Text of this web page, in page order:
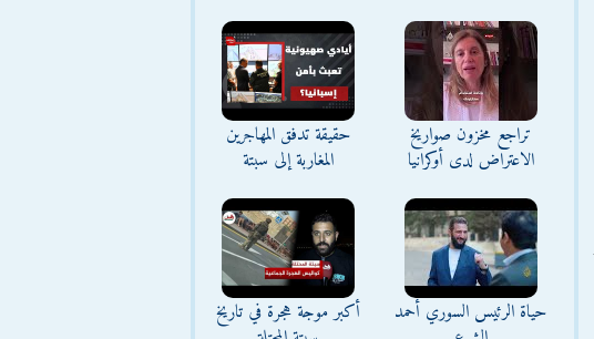
تراجع مخزون صواريخ
الاعتراض لدى أوكرانيا
حقيقة تدفق المهاجرين
المغاربة إلى سبتة
حياة الرئيس السوري أحمد
أكبر موجة هجرة في تاريخ